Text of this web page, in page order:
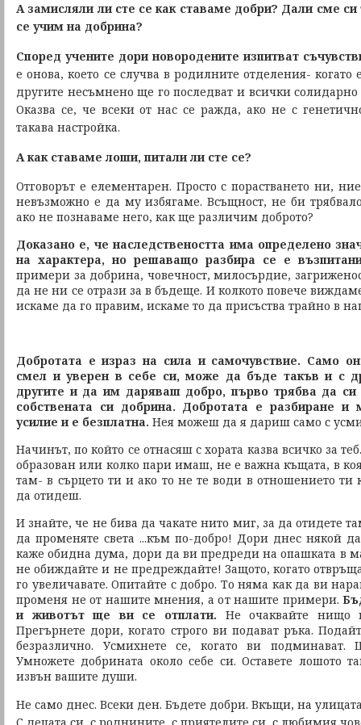
А замисляли ли сте се как ставаме добри? Дали сме
се учим на добрина?
Според учените дори новородените изпитват
е онова, което се случва в родилните отделения- когато
другите несъмнено ще го последват и всички
Оказва се, че всеки от нас се ражда, ако не с
такава настройка.
А как ставаме лоши, питали ли сте се?
Отговорът е елементарен. Просто с порастването ни,
невъзможно е да му избягаме. Всъщност, не би
ако не познаваме него, как ще различим доброто?
Доказано е, че наследствеността има определено
на характера, но решаващо разбира се е
примери за добрина, човечност, милосърдие,
да не ни се отрази за в бъдеще. И колкото повече
искаме да го правим, искаме то да присъства трайно в
Добротата е израз на сила и самочувствие. Само
смел и уверен в себе си, може да бъде такъв и с
другите и да им даряваш добро, първо трябва да
собствената си добрина. Добротата е разбиране и
усилие и е безплатна. Нея можеш да я дариш само с
Начинът, по който се отнасяш с хората казва всичко за
образован или колко пари имаш, не е важна къщата, в
там- в сърцето ти и ако то не те води в отношението
да отидеш.
И знайте, че не бива да чакате нито миг, за да отидете
да променяте света ...към по-добро! Дори днес някой
каже обидна дума, дори да ви предреди на опашката в
не обиждайте и не предреждайте! Защото, когато
го увеличавате. Опитайте с добро. То няма как да ви
променя не от нашите мнения, а от нашите примери.
и животът ще ви се отплати. Не очаквайте нищо
Прегърнете дори, когато строго ви подават ръка.
безразлично. Усмихнете се, когато ви
Умножете добрината около себе си. Оставете лошото
извън вашите души.
Не само днес. Всеки ден. Бъдете добри. Вкъщи, на